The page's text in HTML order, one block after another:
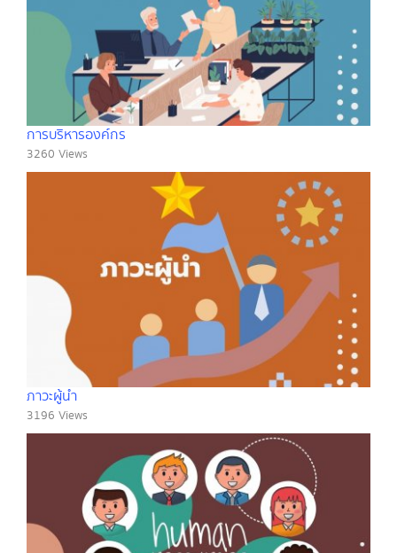
การบริหารองค์กร
3260 Views
ภาวะผู้นำ
3196 Views